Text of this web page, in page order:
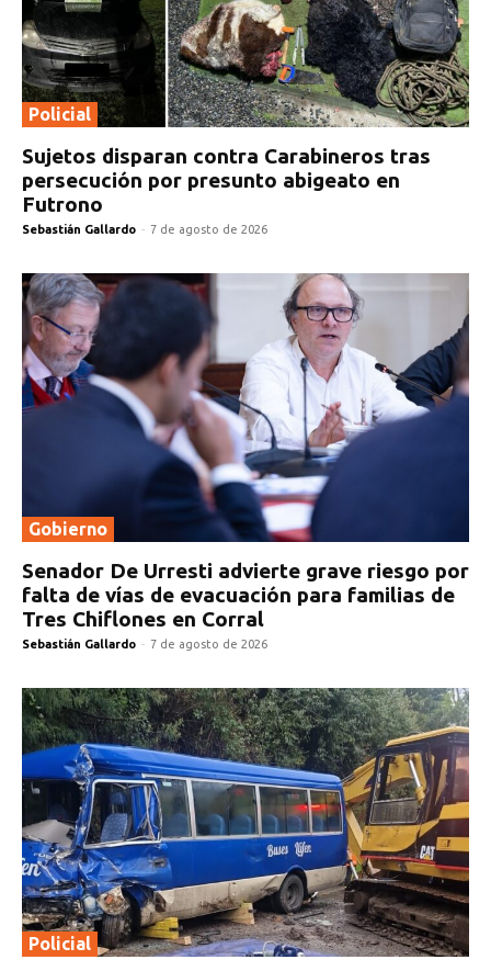
Policial
Sujetos disparan contra Carabineros tras
persecución por presunto abigeato en
Futrono
Sebastián Gallardo - 7 de agosto de 2026
Gobierno
Senador De Urresti advierte grave riesgo por
falta de vías de evacuación para familias de
Tres Chiflones en Corral
Sebastián Gallardo - 7 de agosto de 2026
Policial